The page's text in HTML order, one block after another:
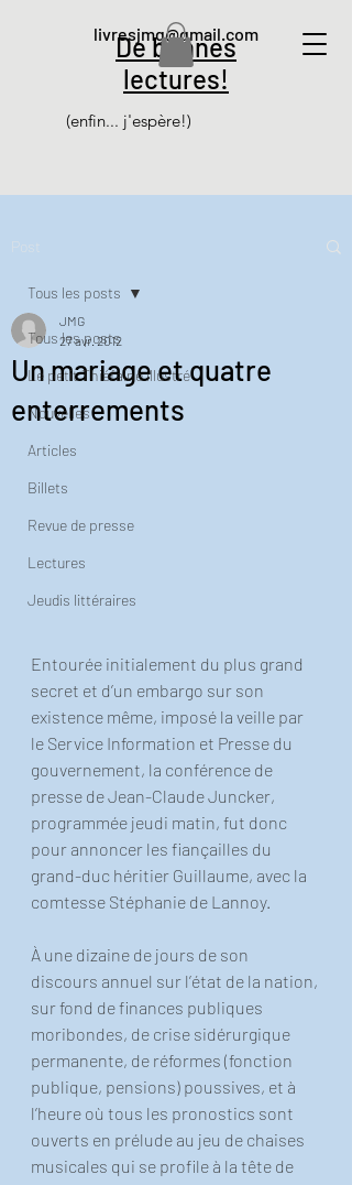
De bonnes
lectures!
(enfin... j'espère!)
livresjmg@gmail.com
Tous les posts
Le petit Thiéfaine illustré
Nouvelles
Articles
Billets
Revue de presse
Lectures
Jeudis littéraires
Tous les posts
Un mariage et quatre
enterrements
JMG
27 avr. 2012
Entourée initialement du plus grand
secret et d’un embargo sur son
existence même, imposé la veille par
le Service Information et Presse du
gouvernement, la conférence de
presse de Jean-Claude Juncker,
programmée jeudi matin, fut donc
pour annoncer les fiançailles du
grand-duc héritier Guillaume, avec la
comtesse Stéphanie de Lannoy.
À une dizaine de jours de son
discours annuel sur l’état de la nation,
sur fond de finances publiques
moribondes, de crise sidérurgique
permanente, de réformes (fonction
publique, pensions) poussives, et à
l’heure où tous les pronostics sont
ouverts en prélude au jeu de chaises
musicales qui se profile à la tête de